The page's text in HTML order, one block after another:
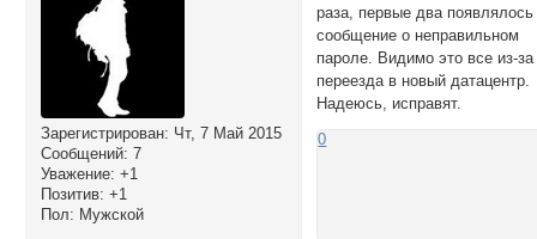
Зарегистрирован: Чт, 7 Май 2015
Сообщений: 7
Уважение: +1
Позитив: +1
Пол: Мужской
раза, первые два появлялось
сообщение о неправильном
пароле. Видимо это все из-за
переезда в новый датацентр.
Надеюсь, исправят.
0